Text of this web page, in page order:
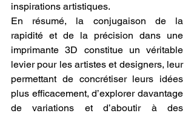
inspirations artistiques.
En résumé, la conjugaison de la
rapidité et de la précision dans une
imprimante 3D constitue un véritable
levier pour les artistes et designers, leur
permettant de concrétiser leurs idées
plus efficacement, d’explorer davantage
de variations et d’aboutir à des